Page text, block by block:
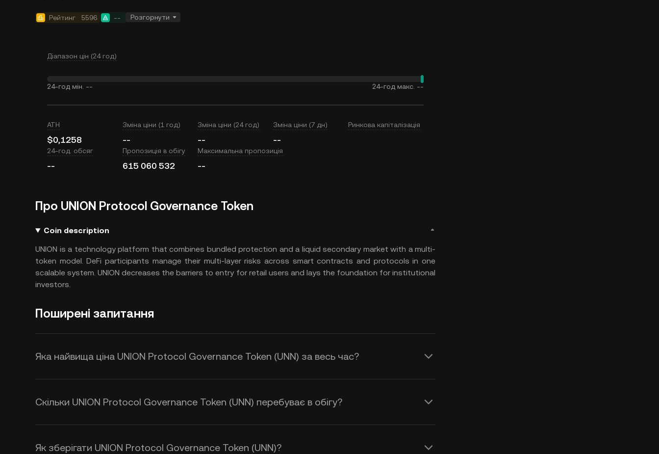
Рейтинг 5596 -- Розгорнути
Діапазон цін (24 год)
24-год мін. -- 24-год макс. --
ATH
$0,1258
Зміна ціни (1 год)
--
Зміна ціни (24 год)
--
Зміна ціни (7 дн)
--
Ринкова капіталізація
24-год. обсяг
--
Пропозиція в обігу
615 060 532
Максимальна пропозиція
--
Про UNION Protocol Governance Token
Coin description
UNION is a technology platform that combines bundled protection and a liquid secondary market with a multi-
token model. DeFi participants manage their multi-layer risks across smart contracts and protocols in one
scalable system. UNION decreases the barriers to entry for retail users and lays the foundation for institutional
investors.
Поширені запитання
Яка найвища ціна UNION Protocol Governance Token (UNN) за весь час?
Скільки UNION Protocol Governance Token (UNN) перебуває в обігу?
Як зберігати UNION Protocol Governance Token (UNN)?